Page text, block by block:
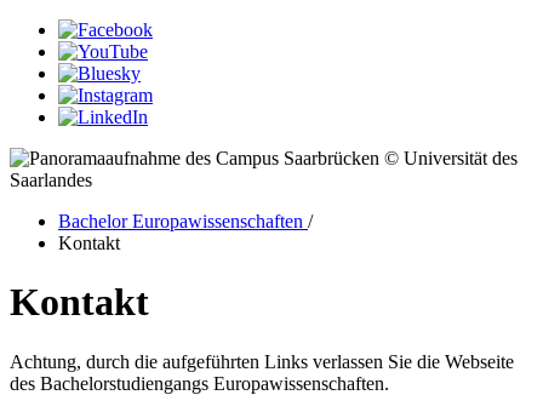
© Universität des
Saarlandes
Bachelor Europawissenschaften /
Kontakt
Kontakt
Achtung, durch die aufgeführten Links verlassen Sie die Webseite
des Bachelorstudiengangs Europawissenschaften.